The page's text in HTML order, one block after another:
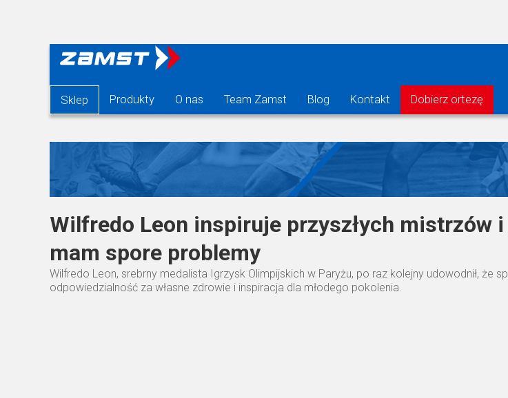
Sklep Produkty O nas Team Zamst Blog Kontakt Dobierz ortezę
Wilfredo Leon inspiruje przyszłych mistrzów
mam spore problemy
Wilfredo Leon, srebrny medalista Igrzysk Olimpijskich w Paryżu, po raz kolejny udowodnił,
odpowiedzialność za własne zdrowie i inspiracja dla młodego pokolenia.